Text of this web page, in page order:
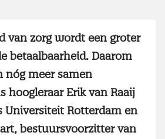
van zorg wordt een groter
betaalbaarheid. Daarom
nóg meer samen
hoogleraar Erik van Raaij
Universiteit Rotterdam en
bestuursvoorzitter van